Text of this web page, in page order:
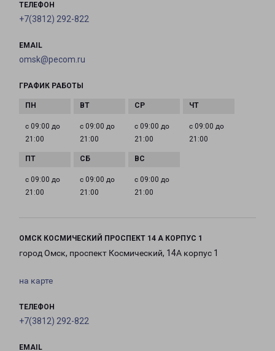
ТЕЛЕФОН
+7(3812) 292-822
EMAIL
omsk@pecom.ru
ГРАФИК РАБОТЫ
с 09:00 до
21:00
с 09:00 до
21:00
с 09:00 до
21:00
с 09:00 до
21:00
с 09:00 до
21:00
с 09:00 до
21:00
с 09:00 до
21:00
ОМСК КОСМИЧЕСКИЙ ПРОСПЕКТ 14 А КОРПУС 1
город Омск, проспект Космический, 14А корпус 1
на карте
ТЕЛЕФОН
+7(3812) 292-822
EMAIL